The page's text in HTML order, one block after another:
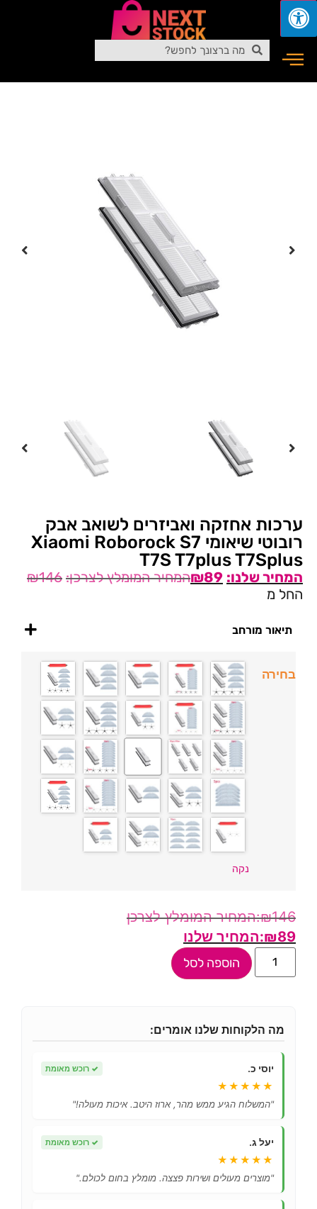
ערכות אחזקה ואביזרים לשואב אבק
רובוטי שיאומי Xiaomi Roborock S7
T7S T7plus T7Splus
₪146 ₪89
החל מ
תיאור מורחב
בחירה
נקה
₪146
₪89
הוספה לסל
מה הלקוחות שלנו אומרים:
יוסי כ. ✓ רוכש מאומת
★★★★★
"המשלוח הגיע ממש מהר, ארוז היטב. איכות מעולה!"
יעל ג. ✓ רוכש מאומת
★★★★★
"מוצרים מעולים ושירות פצצה. מומלץ בחום לכולם."